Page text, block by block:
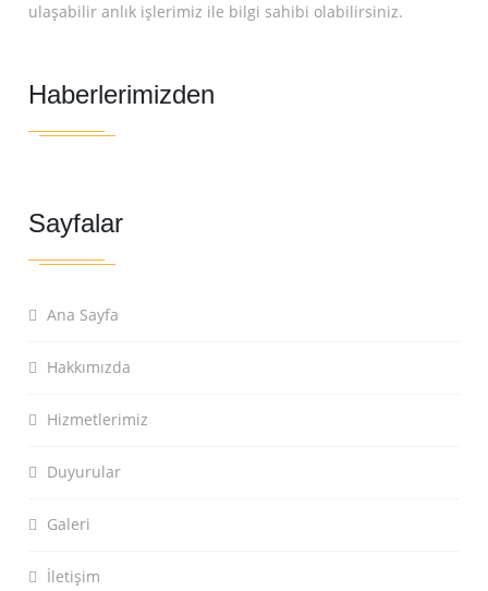
ulaşabilir anlık işlerimiz ile bilgi sahibi olabilirsiniz.
Haberlerimizden
Sayfalar
Ana Sayfa
Hakkımızda
Hizmetlerimiz
Duyurular
Galeri
İletişim